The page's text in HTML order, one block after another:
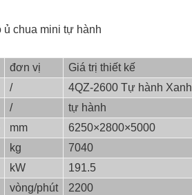
đơn vị
Giá trị thiết kế
/ 4QZ-2600 Tự hành Xanh
/
tự hành
mm
6250×2800×5000
kg
7040
kW
191.5
vòng/phút
2200